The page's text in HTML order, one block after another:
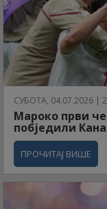
СУБОТА, 04.07.2026 |
Мароко први
побједили
ПРОЧИТАЈ ВИШЕ